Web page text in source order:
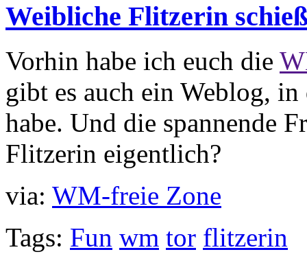
Weibliche Flitzerin
Vorhin habe ich euch die
gibt es auch ein Weblog,
habe. Und die spannende
Flitzerin eigentlich?
via: WM-freie Zone
Tags: Fun wm tor flitzerin